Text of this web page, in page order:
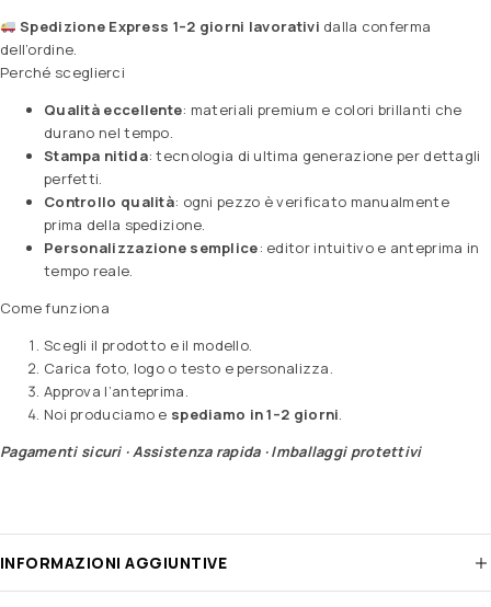
Spedizione Express 1–2 giorni lavorativi dalla conferma
dell’ordine.
Perché sceglierci
Qualità eccellente: materiali premium e colori brillanti che
durano nel tempo.
Stampa nitida: tecnologia di ultima generazione per dettagli
perfetti.
Controllo qualità: ogni pezzo è verificato manualmente
prima della spedizione.
Personalizzazione semplice: editor intuitivo e anteprima in
tempo reale.
Come funziona
Scegli il prodotto e il modello.
Carica foto, logo o testo e personalizza.
Approva l’anteprima.
Noi produciamo e spediamo in 1–2 giorni.
Pagamenti sicuri · Assistenza rapida · Imballaggi protettivi
INFORMAZIONI AGGIUNTIVE